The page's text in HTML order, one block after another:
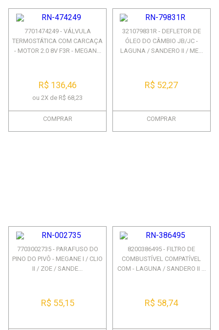
7701474249 - VÁLVULA
TERMOSTÁTICA COM CARCAÇA
- MOTOR 2.0 8V F3R - MEGAN...
R$ 136,46
ou 2X de R$ 68,23
COMPRAR
321079831R - DEFLETOR DE
ÓLEO DO CÂMBIO JB/JC -
LAGUNA / SANDERO II / ME...
R$ 52,27
COMPRAR
7703002735 - PARAFUSO DO
PINO DO PIVÔ - MEGANE I / CLIO
II / ZOE / SANDE...
R$ 55,15
8200386495 - FILTRO DE
COMBUSTÍVEL COMPATÍVEL
COM - LAGUNA / SANDERO II ...
R$ 58,74